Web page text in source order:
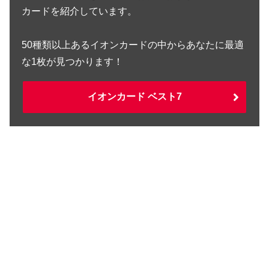
カードを紹介しています。
50種類以上あるイオンカードの中からあなたに最適
な1枚が見つかります！
イオンカード ベスト7